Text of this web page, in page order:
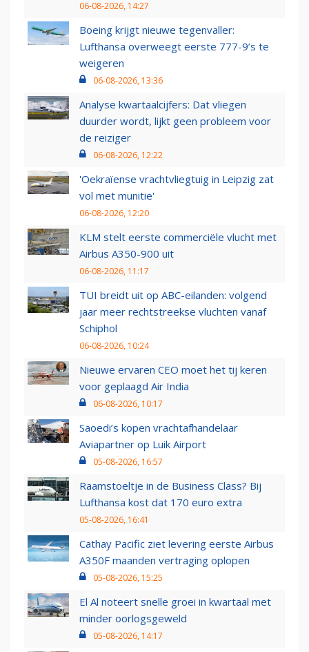
06-08-2026, 14:27
Boeing krijgt nieuwe tegenvaller:
Lufthansa overweegt eerste 777-9’s te
weigeren
06-08-2026, 13:36
Analyse kwartaalcijfers: Dat vliegen
duurder wordt, lijkt geen probleem voor
de reiziger
06-08-2026, 12:22
'Oekraïense vrachtvliegtuig in Leipzig zat
vol met munitie'
06-08-2026, 12:20
KLM stelt eerste commerciële vlucht met
Airbus A350-900 uit
06-08-2026, 11:17
TUI breidt uit op ABC-eilanden: volgend
jaar meer rechtstreekse vluchten vanaf
Schiphol
06-08-2026, 10:24
Nieuwe ervaren CEO moet het tij keren
voor geplaagd Air India
06-08-2026, 10:17
Saoedi’s kopen vrachtafhandelaar
Aviapartner op Luik Airport
05-08-2026, 16:57
Raamstoeltje in de Business Class? Bij
Lufthansa kost dat 170 euro extra
05-08-2026, 16:41
Cathay Pacific ziet levering eerste Airbus
A350F maanden vertraging oplopen
05-08-2026, 15:25
El Al noteert snelle groei in kwartaal met
minder oorlogsgeweld
05-08-2026, 14:17